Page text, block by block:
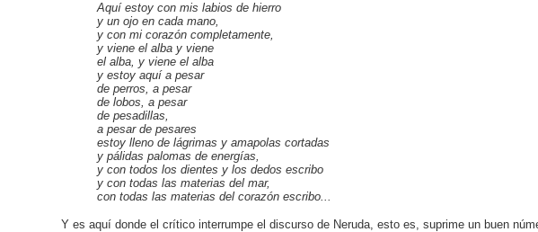
Aquí estoy con mis labios de hierro
y un ojo en cada mano,
y con mi corazón completamente,
y viene el alba y viene
el alba, y viene el alba
y estoy aquí a pesar
de perros, a pesar
de lobos, a pesar
de pesadillas,
a pesar de pesares
estoy lleno de lágrimas y amapolas cortadas
y pálidas palomas de energías,
y con todos los dientes y los dedos escribo
y con todas las materias del mar,
con todas las materias del corazón escribo...
Y es aquí donde el crítico interrumpe el discurso de Neruda, esto es, suprime un buen